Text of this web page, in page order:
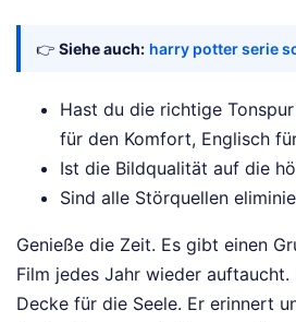
👉 Siehe auch: harry potter serie
Hast du die richtige
für den Komfort, Englisch
Ist die Bildqualität auf die
Sind alle Störquellen
Genieße die Zeit. Es gibt einen
Film jedes Jahr wieder
Decke für die Seele. Er erinnert